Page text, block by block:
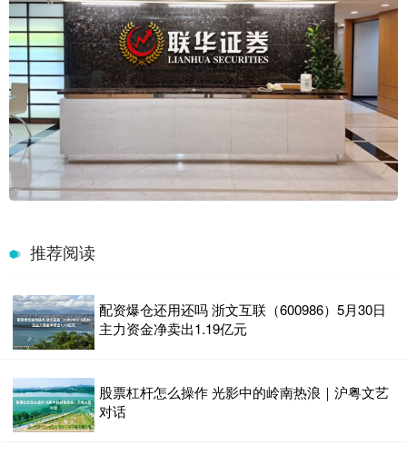
推荐阅读
配资爆仓还用还吗 浙文互联（600986）5月30日
主力资金净卖出1.19亿元
股票杠杆怎么操作 光影中的岭南热浪｜沪粤文艺
对话